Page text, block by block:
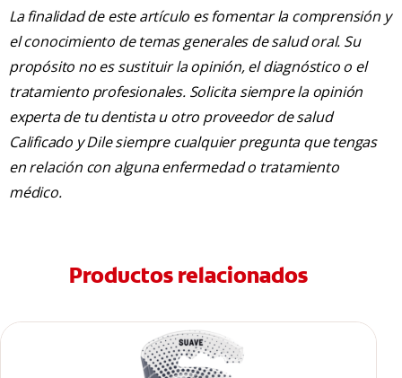
La finalidad de este artículo es fomentar la comprensión y
el conocimiento de temas generales de salud oral. Su
propósito no es sustituir la opinión, el diagnóstico o el
tratamiento profesionales. Solicita siempre la opinión
experta de tu dentista u otro proveedor de salud
Calificado y Dile siempre cualquier pregunta que tengas
en relación con alguna enfermedad o tratamiento
médico.
Productos relacionados